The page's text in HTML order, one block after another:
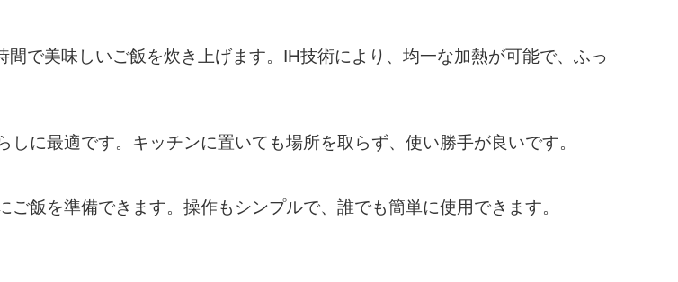
で美味しいご飯を炊き上げます。IH技術により、均一な加熱が可能で、ふっ
に最適です。キッチンに置いても場所を取らず、使い勝手が良いです。
飯を準備できます。操作もシンプルで、誰でも簡単に使用できます。